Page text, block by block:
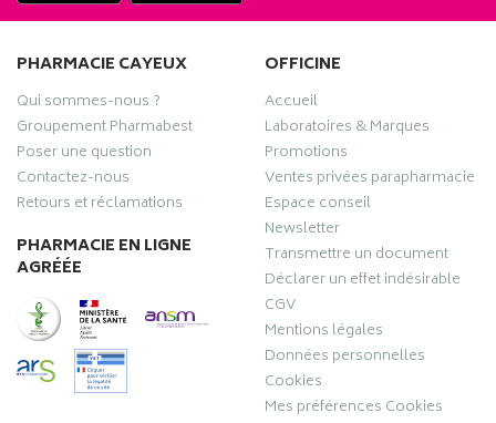
PHARMACIE CAYEUX
Qui sommes-nous ?
Groupement Pharmabest
Poser une question
Contactez-nous
Retours et réclamations
PHARMACIE EN LIGNE
AGRÉÉE
OFFICINE
Accueil
Laboratoires & Marques
Promotions
Ventes privées parapharmacie
Espace conseil
Newsletter
Transmettre un document
Déclarer un effet indésirable
CGV
Mentions légales
Données personnelles
Cookies
Mes préférences Cookies